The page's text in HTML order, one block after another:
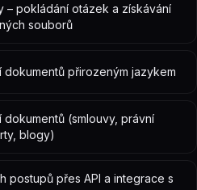
– pokládání otázek a získávání
souborů
přirozeným jazykem
(smlouvy, právní
blogy)
postupů přes API a integrace s